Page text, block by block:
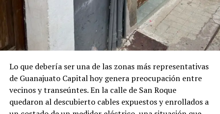
Lo que debería ser una de las zonas más representativas
de Guanajuato Capital hoy genera preocupación entre
vecinos y transeúntes. En la calle de San Roque
quedaron al descubierto cables expuestos y enrollados a